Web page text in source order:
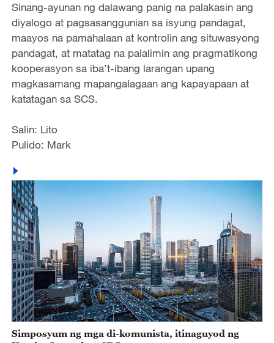
Sinang-ayunan ng dalawang panig na palakasin ang
diyalogo at pagsasanggunian sa isyung pandagat,
maayos na pamahalaan at kontrolin ang situwasyong
pandagat, at matatag na palalimin ang pragmatikong
kooperasyon sa iba’t-ibang larangan upang
magkasamang mapangalagaan ang kapayapaan at
katatagan sa SCS.
Salin: Lito
Pulido: Mark
Simposyum ng mga di-komunista, itinaguyod ng